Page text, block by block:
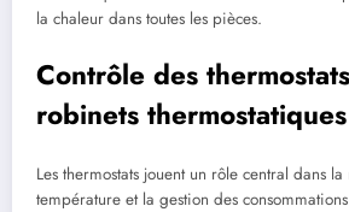
la chaleur dans toutes les pièces.
Contrôle des
robinets thermostatiques
Les thermostats jouent un rôle central dans
température et la gestion des